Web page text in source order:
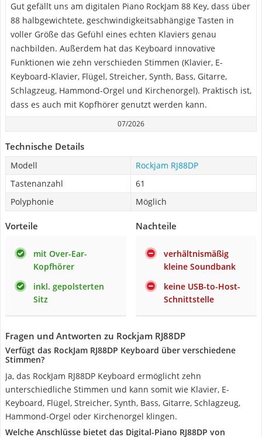
Gut gefällt uns am digitalen Piano RockJam 88 Key, dass über
88 halbgewichtete, geschwindigkeitsabhängige Tasten in
voller Größe das Gefühl eines echten Klaviers genau
nachbilden. Außerdem hat das Keyboard innovative
Funktionen wie zehn verschieden Stimmen (Klavier, E-
Keyboard-Klavier, Flügel, Streicher, Synth, Bass, Gitarre,
Schlagzeug, Hammond-Orgel und Kirchenorgel). Praktisch ist,
dass es auch mit Kopfhörer genutzt werden kann.
07/2026
Technische Details
Modell
Rockjam ‎RJ88DP
Tastenanzahl
61
Polyphonie
Möglich
Vorteile
mit Over-Ear-
Kopfhörer
inkl. gepolsterten
Sitz
Nachteile
verhältnismäßig
kleine Soundbank
keine USB-to-Host-
Schnittstelle
Fragen und Antworten zu Rockjam ‎RJ88DP
Verfügt das RockJam ‎RJ88DP Keyboard über verschiedene
Stimmen?
Ja, das RockJam ‎RJ88DP Keyboard ermöglicht zehn
unterschiedliche Stimmen und kann somit wie Klavier, E-
Keyboard, Flügel, Streicher, Synth, Bass, Gitarre, Schlagzeug,
Hammond-Orgel oder Kirchenorgel klingen.
Welche Anschlüsse bietet das Digital-Piano RJ88DP von